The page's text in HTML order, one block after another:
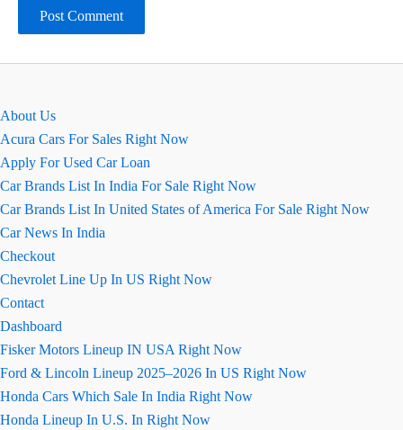
About Us
Acura Cars For Sales Right Now
Apply For Used Car Loan
Car Brands List In India For Sale Right Now
Car Brands List In United States of America For Sale Right Now
Car News In India
Checkout
Chevrolet Line Up In US Right Now
Contact
Dashboard
Fisker Motors Lineup IN USA Right Now
Ford & Lincoln Lineup 2025–2026 In US Right Now
Honda Cars Which Sale In India Right Now
Honda Lineup In U.S. In Right Now